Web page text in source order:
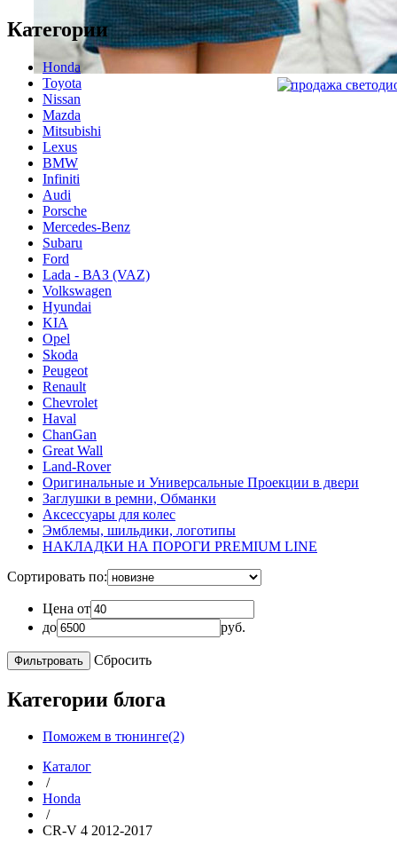
Категории
Honda
Toyota
Nissan
Mazda
Mitsubishi
Lexus
BMW
Infiniti
Audi
Porsche
Mercedes-Benz
Subaru
Ford
Lada - ВАЗ (VAZ)
Volkswagen
Hyundai
KIA
Opel
Skoda
Peugeot
Renault
Chevrolet
Haval
ChanGan
Great Wall
Land-Rover
Оригинальные и Универсальные Проекции в двери
Заглушки в ремни, Обманки
Аксессуары для колес
Эмблемы, шильдики, логотипы
НАКЛАДКИ НА ПОРОГИ PREMIUM LINE
Сортировать по:
Цена от
до
руб.
Сбросить
Категории блога
Поможем в тюнинге(2)
Каталог
/
Honda
/
CR-V 4 2012-2017